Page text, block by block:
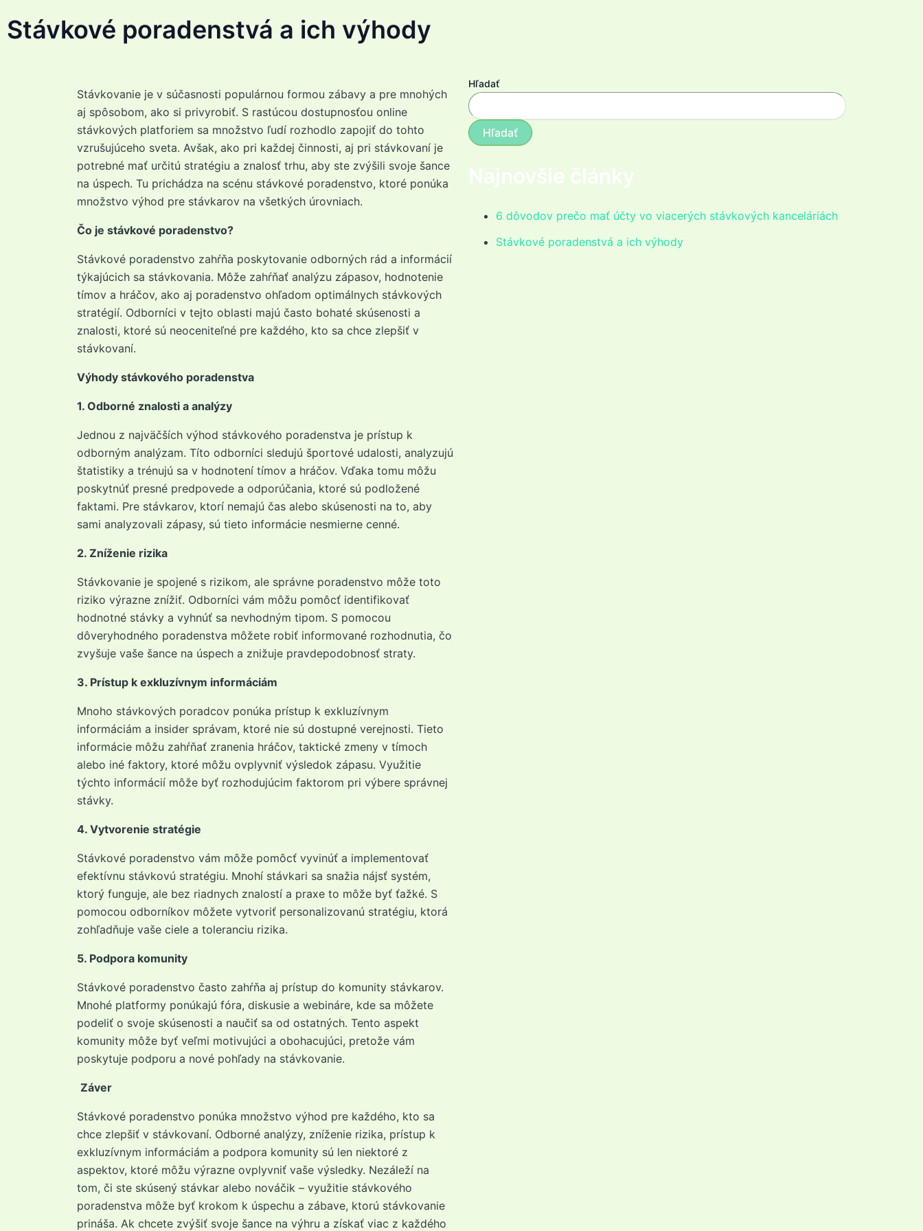
Stávkové poradenstvá a ich výhody
Stávkovanie je v súčasnosti populárnou formou zábavy a pre mnohých
aj spôsobom, ako si privyrobiť. S rastúcou dostupnosťou online
stávkových platforiem sa množstvo ľudí rozhodlo zapojiť do tohto
vzrušujúceho sveta. Avšak, ako pri každej činnosti, aj pri stávkovaní je
potrebné mať určitú stratégiu a znalosť trhu, aby ste zvýšili svoje šance
na úspech. Tu prichádza na scénu stávkové poradenstvo, ktoré ponúka
množstvo výhod pre stávkarov na všetkých úrovniach.
Čo je stávkové poradenstvo?
Stávkové poradenstvo zahŕňa poskytovanie odborných rád a informácií
týkajúcich sa stávkovania. Môže zahŕňať analýzu zápasov, hodnotenie
tímov a hráčov, ako aj poradenstvo ohľadom optimálnych stávkových
stratégií. Odborníci v tejto oblasti majú často bohaté skúsenosti a
znalosti, ktoré sú neoceniteľné pre každého, kto sa chce zlepšiť v
stávkovaní.
Výhody stávkového poradenstva
1. Odborné znalosti a analýzy
Jednou z najväčších výhod stávkového poradenstva je prístup k
odborným analýzam. Títo odborníci sledujú športové udalosti, analyzujú
štatistiky a trénujú sa v hodnotení tímov a hráčov. Vďaka tomu môžu
poskytnúť presné predpovede a odporúčania, ktoré sú podložené
faktami. Pre stávkarov, ktorí nemajú čas alebo skúsenosti na to, aby
sami analyzovali zápasy, sú tieto informácie nesmierne cenné.
2. Zníženie rizika
Stávkovanie je spojené s rizikom, ale správne poradenstvo môže toto
riziko výrazne znížiť. Odborníci vám môžu pomôcť identifikovať
hodnotné stávky a vyhnúť sa nevhodným tipom. S pomocou
dôveryhodného poradenstva môžete robiť informované rozhodnutia, čo
zvyšuje vaše šance na úspech a znižuje pravdepodobnosť straty.
3. Prístup k exkluzívnym informáciám
Mnoho stávkových poradcov ponúka prístup k exkluzívnym
informáciám a insider správam, ktoré nie sú dostupné verejnosti. Tieto
informácie môžu zahŕňať zranenia hráčov, taktické zmeny v tímoch
alebo iné faktory, ktoré môžu ovplyvniť výsledok zápasu. Využitie
týchto informácií môže byť rozhodujúcim faktorom pri výbere správnej
stávky.
4. Vytvorenie stratégie
Stávkové poradenstvo vám môže pomôcť vyvinúť a implementovať
efektívnu stávkovú stratégiu. Mnohí stávkari sa snažia nájsť systém,
ktorý funguje, ale bez riadnych znalostí a praxe to môže byť ťažké. S
pomocou odborníkov môžete vytvoriť personalizovanú stratégiu, ktorá
zohľadňuje vaše ciele a toleranciu rizika.
5. Podpora komunity
Stávkové poradenstvo často zahŕňa aj prístup do komunity stávkarov.
Mnohé platformy ponúkajú fóra, diskusie a webináre, kde sa môžete
podeliť o svoje skúsenosti a naučiť sa od ostatných. Tento aspekt
komunity môže byť veľmi motivujúci a obohacujúci, pretože vám
poskytuje podporu a nové pohľady na stávkovanie.
Záver
Stávkové poradenstvo ponúka množstvo výhod pre každého, kto sa
chce zlepšiť v stávkovaní. Odborné analýzy, zníženie rizika, prístup k
exkluzívnym informáciám a podpora komunity sú len niektoré z
aspektov, ktoré môžu výrazne ovplyvniť vaše výsledky. Nezáleží na
tom, či ste skúsený stávkar alebo nováčik – využitie stávkového
poradenstva môže byť krokom k úspechu a zábave, ktorú stávkovanie
prináša. Ak chcete zvýšiť svoje šance na výhru a získať viac z každého
Hľadať
Hľadať
Najnovšie články
6 dôvodov prečo mať účty vo viacerých stávkových kanceláriách
Stávkové poradenstvá a ich výhody